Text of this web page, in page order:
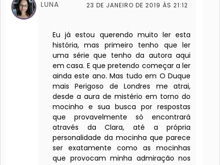
LUNA 23 DE JANEIRO DE 2019 ÀS 21:12
Eu já estou querendo muito ler esta
história, mas primeiro tenho que ler
uma série que tenho da autora aqui
em casa. E que pretendo começar a ler
ainda este ano. Mas tudo em O Duque
mais Perigoso de Londres me atrai,
desde a aura de mistério em torno do
mocinho e sua busca por respostas
que provavelmente só encontrará
através da Clara, até a própria
personalidade da mocinha que parece
ser exatamente como as mocinhas
que provocam minha admiração nos